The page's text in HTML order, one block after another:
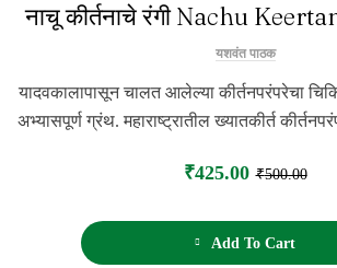
a
t
t
f
नाचू कीर्तनाचे रंगी Nachu
यशवंत पाठक
यादवकालापासून चालत आलेल्या कीर्तनपरंपरेचा
अभ्यासपूर्ण ग्रंथ. महाराष्ट्रातील ख्यातकीर्त
₹500.00
₹425.00
Add To Cart